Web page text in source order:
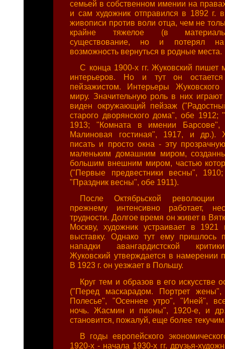
семьей в собственном имении на
и сам художник отправился в 1892 г.
живописи против воли отца, чем не
крайне тяжелое (в
существование, но и потерял
возможность вернуться в родные места.
С конца 1900-х гг. Жуковский пишет
интерьеров. Но и тут он
пейзажистом. Интерьеры Жуковского
миру. Значительную роль в них
виден окружающий пейзаж
старого дворянского дома", обе 1912;
1913; "Комната в имении Барсове",
Малиновая гостиная", 1917, и др.).
писать и просто окна - эту
маленьким домашним миром,
большим внешним миром, частью
("Первые предвестники весны",
"Праздник весны", обе 1911).
После Октябрьской революции
прежнему интенсивно работает,
трудности. Долгое время он живет в
Москву, художник устраивает в 1921
выставку. Однако тут ему пришлось
нападки авангардистской
Жуковский утверждается в намерении
В 1923 г. он уезжает в Польшу.
Круг тем и образов в его искусстве
("Перед маскарадом. Портрет
Полесье", "Осеннее утро", "Иней",
ночь. Жасмин и пионы", 1920-е, и
становится, пожалуй, еще более
В годы европейского
1920-х - начала 1930-х гг. друзья-